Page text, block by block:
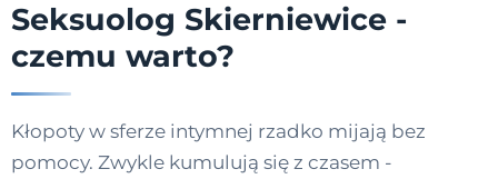
Seksuolog Skierniewice -
czemu warto?
Kłopoty w sferze intymnej rzadko mijają bez
pomocy. Zwykle kumulują się z czasem -